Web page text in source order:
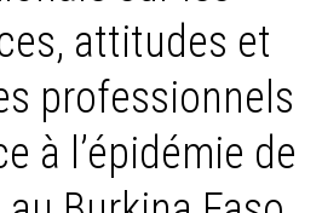
attitudes et
professionnels
à l’épidémie de